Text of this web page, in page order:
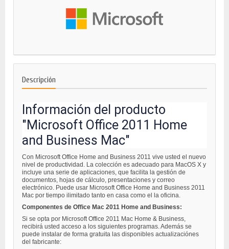
Descripción
Información del producto
"Microsoft Office 2011 Home
and Business Mac"
Con Microsoft Office Home and Business 2011 vive usted el nuevo
nivel de productividad. La colección es adecuado para MacOS X y
incluye una serie de aplicaciones, que facilita la gestión de
documentos, hojas de cálculo, presentaciones y correo
electrónico. Puede usar Microsoft Office Home and Business 2011
Mac por tiempo ilimitado tanto en casa como el la oficina.
Componentes de Office Mac 2011 Home and Business:
Si se opta por Microsoft Office 2011 Mac Home & Business,
recibirá usted acceso a los siguientes programas. Además se
puede instalar de forma gratuita las disponibles actualizaciónes
del fabricante: